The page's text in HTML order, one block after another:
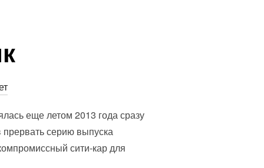
еще летом 2013 года сразу
серию выпуска
сити-кар для